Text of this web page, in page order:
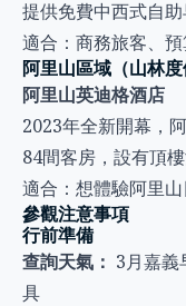
提供免費中西式自
適合：商務旅客、
阿里山區域（山林度
阿里山英迪格酒店
2023年全新開幕，
84間客房，設有頂
適合：想體驗阿里
參觀注意事項
行前準備
查詢天氣： 3月嘉義
具